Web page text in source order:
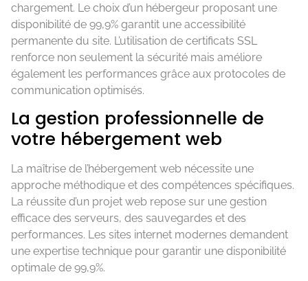
chargement. Le choix d’un hébergeur proposant une
disponibilité de 99,9% garantit une accessibilité
permanente du site. L’utilisation de certificats SSL
renforce non seulement la sécurité mais améliore
également les performances grâce aux protocoles de
communication optimisés.
La gestion professionnelle de
votre hébergement web
La maîtrise de l’hébergement web nécessite une
approche méthodique et des compétences spécifiques.
La réussite d’un projet web repose sur une gestion
efficace des serveurs, des sauvegardes et des
performances. Les sites internet modernes demandent
une expertise technique pour garantir une disponibilité
optimale de 99,9%.